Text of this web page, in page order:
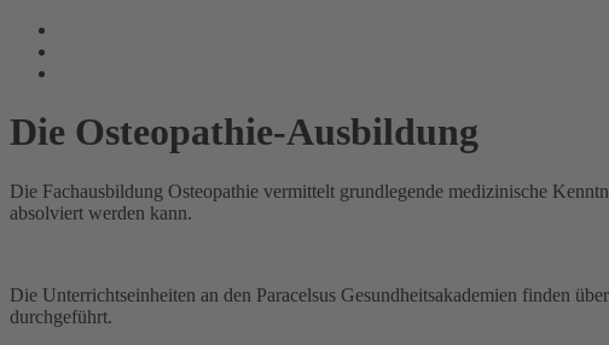
Die Osteopathie-Ausbildung
Die Fachausbildung Osteopathie vermittelt grundlegende medizinische
absolviert werden kann.
Die Unterrichtseinheiten an den Paracelsus Gesundheitsakademien finden
durchgeführt.